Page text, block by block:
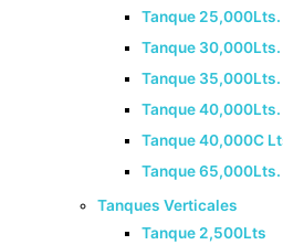
Tanque 25,000Lts.
Tanque 30,000Lts.
Tanque 35,000Lts.
Tanque 40,000Lts.
Tanque 40,000C
Tanque 65,000Lts.
Tanques Verticales
Tanque 2,500Lts